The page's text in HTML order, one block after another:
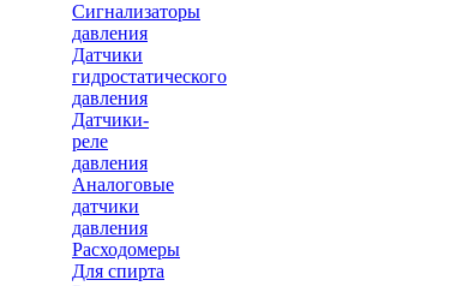
Сигнализаторы
давления
Датчики
гидростатического
давления
Датчики-
реле
давления
Аналоговые
датчики
давления
Расходомеры
Для спирта